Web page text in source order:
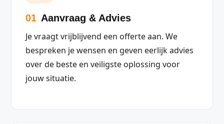
01 Aanvraag & Advies
Je vraagt vrijblijvend een offerte aan. We
bespreken je wensen en geven eerlijk advies
over de beste en veiligste oplossing voor
jouw situatie.